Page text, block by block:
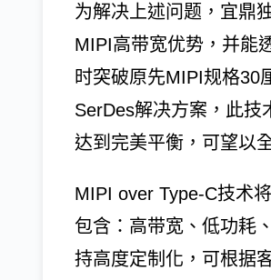
为解决上述问题，宜鼎
MIPI高带宽优势，并能
时突破原先MIPI规格30
SerDes解决方案，此技
达到完美平衡，可望以
MIPI over Type-C技术
包含：高带宽、低功耗
持高度定制化，可根据